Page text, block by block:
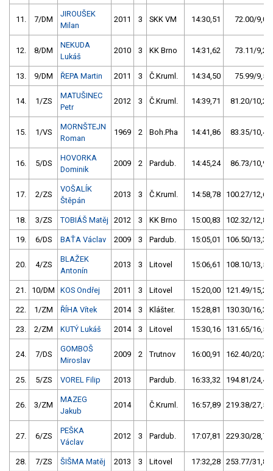
11. 7/DM
JIROUŠEK
Milan
2011 3 SKK VM 14:30,51 72.00/9,0
12. 8/DM
NEKUDA
Lukáš
2010 3 KK Brno 14:31,62 73.11/9,2
13. 9/DM ŘEPA Martin 2011 3 Č.Kruml. 14:34,50 75.99/9,5
14. 1/ZS
MATUŠINEC
Petr
2012 3 Č.Kruml. 14:39,71 81.20/10,2
15. 1/VS
MORNŠTEJN
Roman
1969 2 Boh.Pha 14:41,86 83.35/10,4
16. 5/DS
HOVORKA
Dominik
2009 2 Pardub. 14:45,24 86.73/10,9
17. 2/ZS
VOŠALÍK
Štěpán
2013 3 Č.Kruml. 14:58,78 100.27/12,6
18. 3/ZS TOBIÁŠ Matěj 2012 3 KK Brno 15:00,83 102.32/12,8
19. 6/DS BAŤA Václav 2009 3 Pardub. 15:05,01 106.50/13,3
20. 4/ZS
BLAŽEK
Antonín
2013 3 Litovel 15:06,61 108.10/13,5
21. 10/DM KOS Ondřej 2011 3 Litovel 15:20,00 121.49/15,2
22. 1/ZM ŘÍHA Vítek 2014 3 Klášter. 15:28,81 130.30/16,3
23. 2/ZM KUTÝ Lukáš 2014 3 Litovel 15:30,16 131.65/16,5
24. 7/DS
GOMBOŠ
Miroslav
2009 2 Trutnov 16:00,91 162.40/20,3
25. 5/ZS VOREL Filip 2013 Pardub. 16:33,32 194.81/24,4
26. 3/ZM
MAZEG
Jakub
2014 Č.Kruml. 16:57,89 219.38/27,5
27. 6/ZS
PEŠKA
Václav
2012 3 Pardub. 17:07,81 229.30/28,7
28. 7/ZS ŠIŠMA Matěj 2013 3 Litovel 17:32,28 253.77/31,8